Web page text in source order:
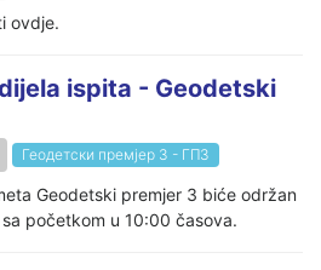
ovdje.
ispita - Geodetski
Геодетски премјер 3 - ГП3
Geodetski premjer 3 biće održan
početkom u 10:00 časova.